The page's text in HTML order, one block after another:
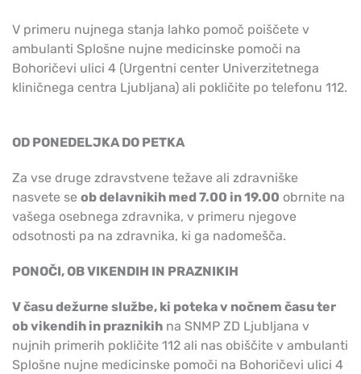
V primeru nujnega stanja lahko pomoč poiščete v
ambulanti Splošne nujne medicinske pomoči na
Bohoričevi ulici 4 (Urgentni center Univerzitetnega
kliničnega centra Ljubljana) ali pokličite po telefonu 112.
OD PONEDELJKA DO PETKA
Za vse druge zdravstvene težave ali zdravniške
nasvete se ob delavnikih med 7.00 in 19.00 obrnite na
vašega osebnega zdravnika, v primeru njegove
odsotnosti pa na zdravnika, ki ga nadomešča.
PONOČI, OB VIKENDIH IN PRAZNIKIH
V času dežurne službe, ki poteka v nočnem času ter
ob vikendih in praznikih na SNMP ZD Ljubljana v
nujnih primerih pokličite 112 ali nas obiščite v ambulanti
Splošne nujne medicinske pomoči na Bohoričevi ulici 4